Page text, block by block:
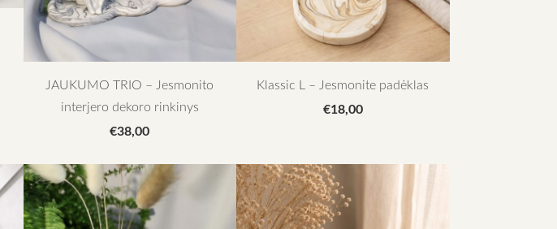
JAUKUMO TRIO – Jesmonito
interjero dekoro rinkinys
€38,00
Klassic L – Jesmonite padėklas
€18,00